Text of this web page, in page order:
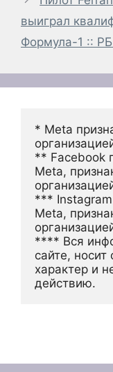
выиграл
Формула-1 ::
* Meta
** Facebook
Meta,
***
Meta,
**** Вся
сайте,
характер и
действию.